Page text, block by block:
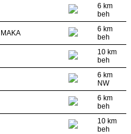
6 km
beh
MAKA
6 km
beh
10 km
beh
6 km
NW
6 km
beh
10 km
beh